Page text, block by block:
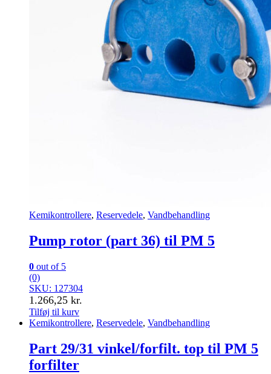
Kemikontrollere, Reservedele, Vandbehandling
Pump rotor (part 36) til PM 5
0 out of 5
(0)
SKU: 127304
1.266,25 kr.
Tilføj til kurv
Kemikontrollere, Reservedele, Vandbehandling
Part 29/31 vinkel/forfilt. top til PM 5
forfilter